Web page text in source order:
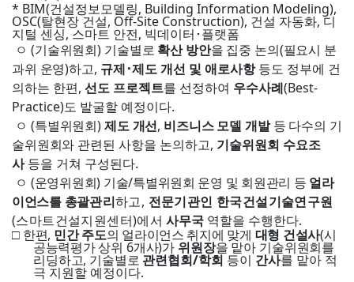
* BIM(건설정보모델링, Building Information Modeling),
OSC(탈현장 건설, Off-Site Construction), 건설 자동화,디
지털 센싱,스마트 안전, 빅데이터 ･플랫폼
ㅇ (기술위원회) 기술별로 확산 방안을 집중 논의(필요시 분
과위 운영)하고, 규제･제도 개선 및 애로사항 등도 정부에 건
의하는 한편, 선도 프로젝트를 선정하여 우수사례(Best-
Practice)도 발굴할 예정이다.
ㅇ (특별위원회)제도 개선, 비즈니스 모델 개발 등 다수의 기
술위원회와 관련된 사항을 논의하고, 기술위원회 수요조
사 등을 거쳐 구성된다.
ㅇ (운영위원회) 기술/특별위원회 운영 및 회원관리 등 얼라
이언스를 총괄관리하고, 전문기관인 한국건설기술연구원
(스마트건설지원센터)에서 사무국 역할을 수행한다.
□ 한편, 민간 주도의 얼라이언스 취지에 맞게 대형 건설사(시
공능력평가 상위 6개사)가 위원장을 맡아 기술위원회를
리딩하고, 기술별로 관련협회/학회 등이간사를 맡아 적
극 지원할 예정이다.